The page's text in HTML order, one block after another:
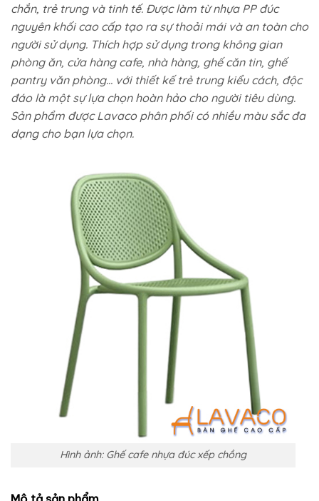
chắn, trẻ trung và tinh tế. Được làm từ nhựa PP đúc
nguyên khối cao cấp tạo ra sự thoải mái và an toàn cho
người sử dụng. Thích hợp sử dụng trong không gian
phòng ăn, cửa hàng cafe, nhà hàng, ghế căn tin, ghế
pantry văn phòng… với thiết kế trẻ trung kiểu cách, độc
đáo là một sự lựa chọn hoàn hảo cho người tiêu dùng.
Sản phẩm được Lavaco phân phối có nhiều màu sắc đa
dạng cho bạn lựa chọn.
Hình ảnh: Ghế cafe nhựa đúc xếp chồng